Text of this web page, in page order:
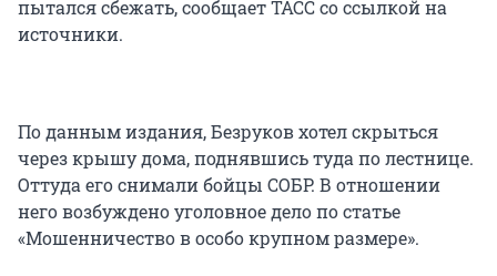
пытался сбежать, сообщает ТАСС со ссылкой на
источники.
По данным издания, Безруков хотел скрыться
через крышу дома, поднявшись туда по лестнице.
Оттуда его снимали бойцы СОБР. В отношении
него возбуждено уголовное дело по статье
«Мошенничество в особо крупном размере».